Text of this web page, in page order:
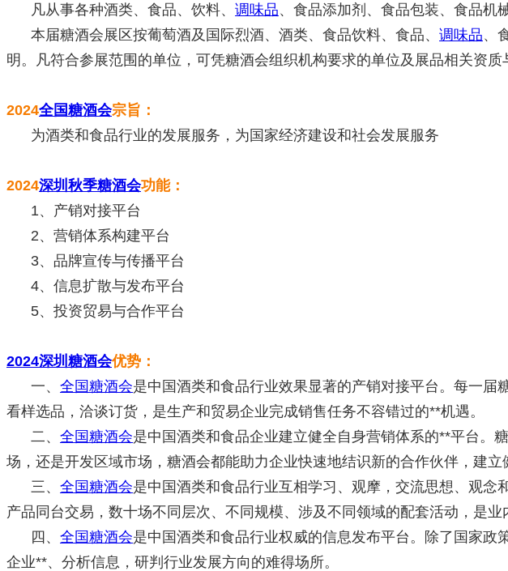
凡从事各种酒类、食品、饮料、 调味品、食品添加剂、食品包装、食品机
本届糖酒会展区按葡萄酒及国际烈酒、酒类、食品饮料、食品、 调味品、
明。凡符合参展范围的单位，可凭糖酒会组织机构要求的单位及展品相关资质
2024全国糖酒会宗旨：
为酒类和食品行业的发展服务，为国家经济建设和社会发展服务
2024深圳秋季糖酒会功能：
1、产销对接平台
2、营销体系构建平台
3、品牌宣传与传播平台
4、信息扩散与发布平台
5、投资贸易与合作平台
2024深圳糖酒会优势：
一、 全国糖酒会是中国酒类和食品行业效果显著的产销对接平台。每一
看样选品，洽谈订货，是生产和贸易企业完成销售任务不容错过的**机遇。
二、 全国糖酒会是中国酒类和食品企业建立健全自身营销体系的**平台。
场，还是开发区域市场，糖酒会都能助力企业快速地结识新的合作伙伴，建立
三、 全国糖酒会是中国酒类和食品行业互相学习、观摩，交流思想、观
产品同台交易，数十场不同层次、不同规模、涉及不同领域的配套活动，是业
四、 全国糖酒会是中国酒类和食品行业权威的信息发布平台。除了国家
企业**、分析信息，研判行业发展方向的难得场所。